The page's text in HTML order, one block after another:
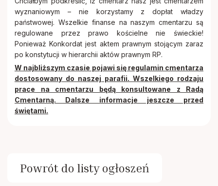
wyznaniowym – nie korzystamy z dopłat władzy
państwowej. Wszelkie finanse na naszym cmentarzu są
regulowane przez prawo kościelne nie świeckie!
Ponieważ Konkordat jest aktem prawnym stojącym zaraz
po konstytucji w hierarchii aktów prawnym RP.
W najbliższym czasie pojawi się regulamin cmentarza
dostosowany do naszej parafii. Wszelkiego rodzaju
prace na cmentarzu będą konsultowane z Radą
Cmentarną. Dalsze informacje jeszcze przed
świętami.
Powrót do listy ogłoszeń